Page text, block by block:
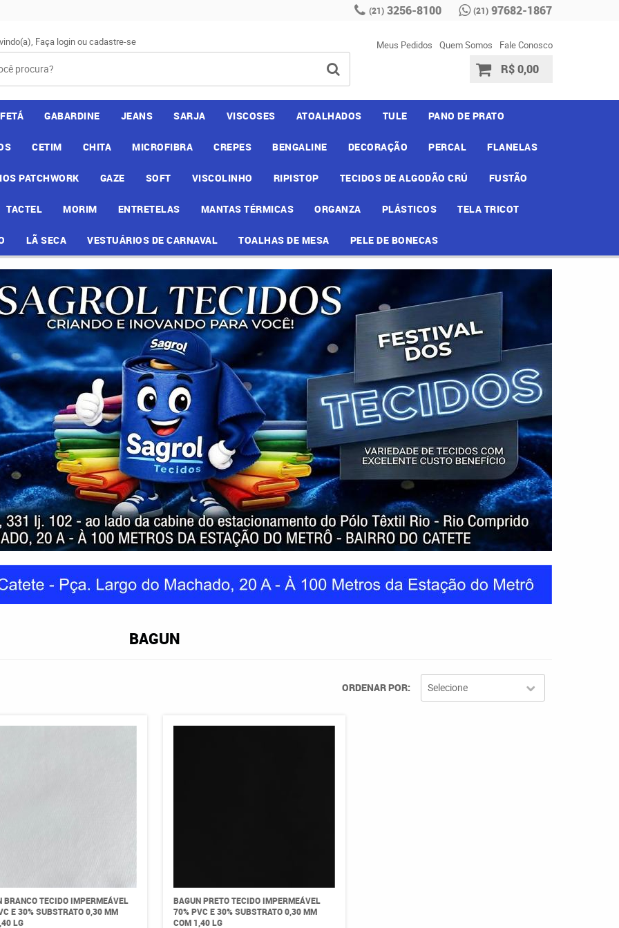
(21) 3256-8100 (21) 97682-1867
Faça loginoucadastre-se Meus Pedidos Quem Somos Fale Conosco
R$ 0,00
GABARDINE JEANS SARJA VISCOSES ATOALHADOS TULE PANO DE PRATO
CETIM CHITA MICROFIBRA CREPES BENGALINE DECORAÇÃO PERCAL FLANELAS
PATCHWORK GAZE SOFT VISCOLINHO RIPISTOP TECIDOS DE ALGODÃO CRÚ FUSTÃO
TACTEL MORIM ENTRETELAS MANTAS TÉRMICAS ORGANZA PLÁSTICOS TELA TRICOT
LÃ SECA VESTUÁRIOS DE CARNAVAL TOALHAS DE MESA PELE DE BONECAS
BAGUN
ORDENAR POR Selecione
BRANCO TECIDO IMPERMEÁVEL
E 30% SUBSTRATO 0,30 MM
LG
BAGUN PRETO TECIDO IMPERMEÁVEL
70% PVC E 30% SUBSTRATO 0,30 MM
COM 1,40 LG